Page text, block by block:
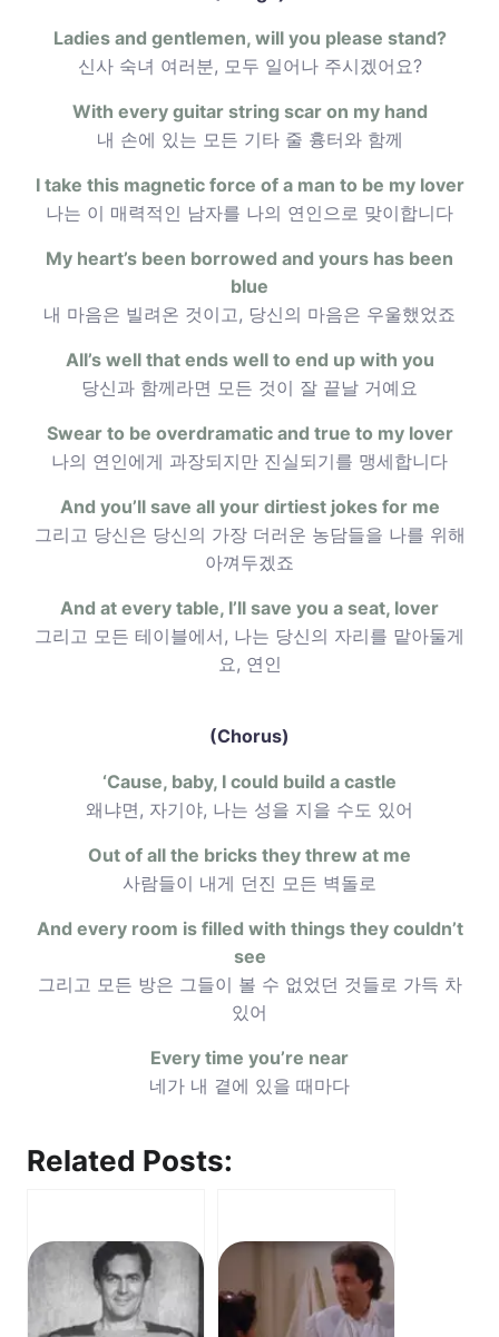
Ladies and gentlemen, will you please stand?
신사 숙녀 여러분, 모두 일어나 주시겠어요?
With every guitar string scar on my hand
내 손에 있는 모든 기타 줄 흉터와 함께
I take this magnetic force of a man to be my lover
나는 이 매력적인 남자를 나의 연인으로 맞이합니다
My heart’s been borrowed and yours has been
blue
내 마음은 빌려온 것이고, 당신의 마음은 우울했었죠
All’s well that ends well to end up with you
당신과 함께라면 모든 것이 잘 끝날 거예요
Swear to be overdramatic and true to my lover
나의 연인에게 과장되지만 진실되기를 맹세합니다
And you’ll save all your dirtiest jokes for me
그리고 당신은 당신의 가장 더러운 농담들을 나를 위해
아껴두겠죠
And at every table, I’ll save you a seat, lover
그리고 모든 테이블에서, 나는 당신의 자리를 맡아둘게
요, 연인
(Chorus)
‘Cause, baby, I could build a castle
왜냐면, 자기야, 나는 성을 지을 수도 있어
Out of all the bricks they threw at me
사람들이 내게 던진 모든 벽돌로
And every room is filled with things they couldn’t
see
그리고 모든 방은 그들이 볼 수 없었던 것들로 가득 차
있어
Every time you’re near
네가 내 곁에 있을 때마다
Related Posts: